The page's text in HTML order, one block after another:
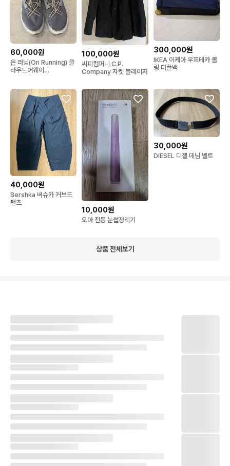
60,000원
온 러닝(On Running) 클
라우드어웨이
100,000원
씨피컴퍼니 C.P.
Company 자켓 블레이저
300,000원
IKEA 이케아 우프테카 롤
링 더플백
40,000원
Bershka 버슈카 커브드
팬츠
10,000원
오아 전동 눈썹정리기
30,000원
DIESEL 디젤 데님 벨트
상품 전체보기